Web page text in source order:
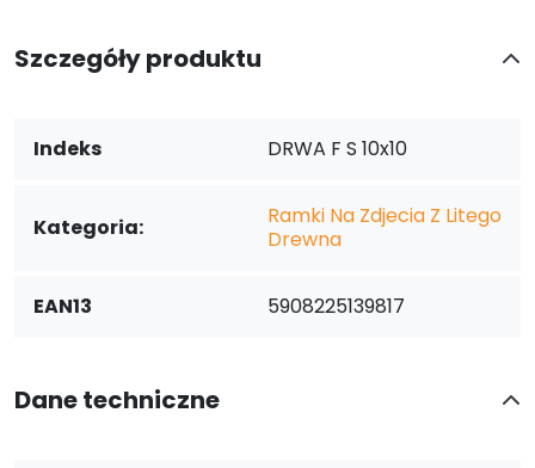
Szczegóły produktu
Indeks DRWA F S 10x10
Kategoria:
Ramki Na Zdjecia Z Litego
Drewna
EAN13 5908225139817
Dane techniczne